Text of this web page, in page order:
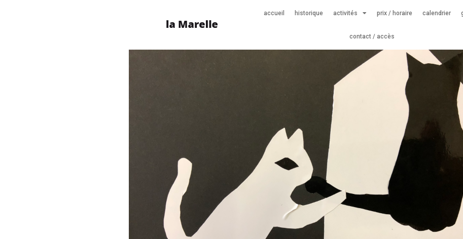
accueil historique activités prix / horaire calendrier
contact / accès